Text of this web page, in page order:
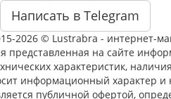
Написать в Telegram
2026 © Lustrabra - интернет-
представленная на сайте
характеристик,
информационный характер и
публичной офертой,